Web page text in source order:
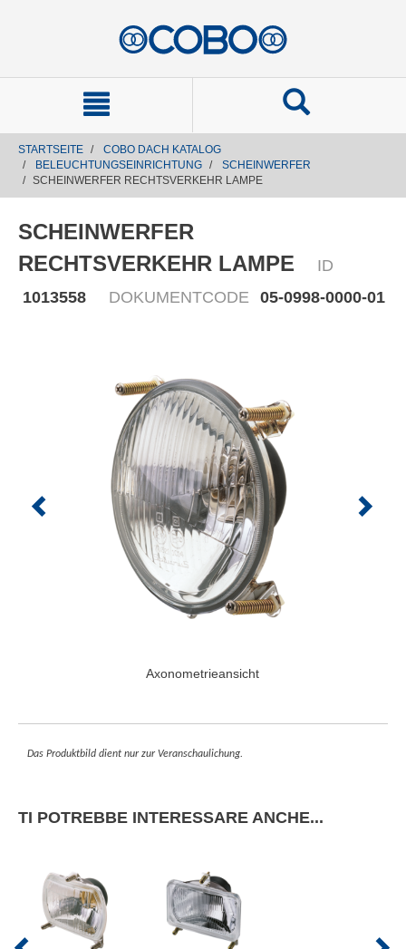
STARTSEITE
COBO DACH KATALOG
BELEUCHTUNGSEINRICHTUNG
SCHEINWERFER
SCHEINWERFER RECHTSVERKEHR LAMPE
SCHEINWERFER
RECHTSVERKEHR LAMPE
ID
1013558
DOKUMENTCODE 05-0998-0000-01
Axonometrieansicht
Das Produktbild dient nur zur Veranschaulichung.
TI POTREBBE INTERESSARE ANCHE...